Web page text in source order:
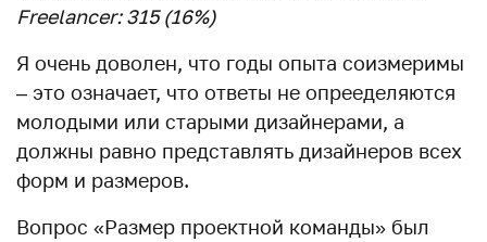
Freelancer: 315 (16%)
Я очень доволен, что годы опыта соизмеримы
– это означает, что ответы не опрееделяются
молодыми или старыми дизайнерами, а
должны равно представлять дизайнеров всех
форм и размеров.
Вопрос «Размер проектной команды» был